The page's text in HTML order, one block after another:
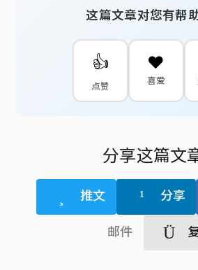
这篇文章对您有帮
👍
点赞
❤️
喜爱
分享这篇文
推文 分享
邮件